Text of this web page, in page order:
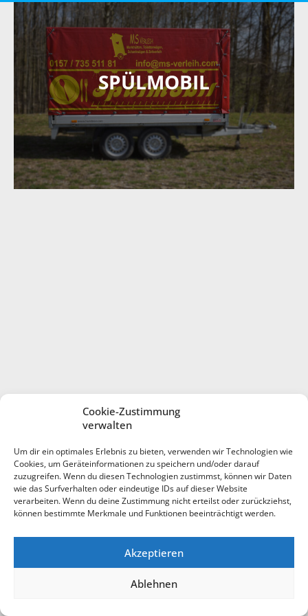
Cookie-Zustimmung
verwalten
Um dir ein optimales Erlebnis zu bieten, verwenden wir Technologien wie
Cookies, um Geräteinformationen zu speichern und/oder darauf
zuzugreifen. Wenn du diesen Technologien zustimmst, können wir Daten
wie das Surfverhalten oder eindeutige IDs auf dieser Website
verarbeiten. Wenn du deine Zustimmung nicht erteilst oder zurückziehst,
können bestimmte Merkmale und Funktionen beeinträchtigt werden.
Akzeptieren
Ablehnen
SPÜLMOBIL